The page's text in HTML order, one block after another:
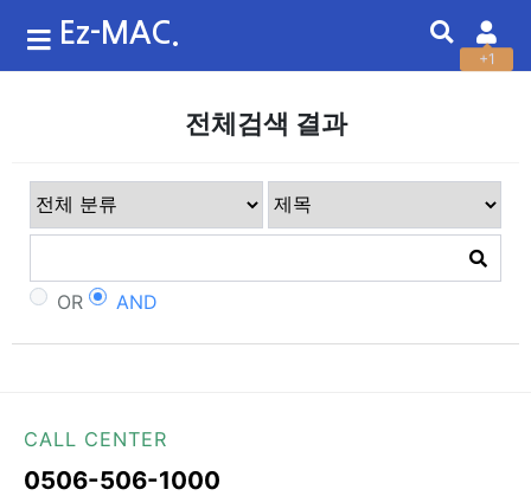
Ez-MAC.
+1
전체검색 결과
OR AND
CALL CENTER
0506-506-1000